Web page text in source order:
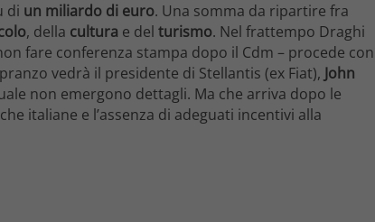
di un miliardo di euro. Una somma da ripartire fra
, della cultura e del turismo. Nel frattempo Draghi
fare conferenza stampa dopo il Cdm – procede con
vedrà il presidente di Stellantis (ex Fiat), John
non emergono dettagli. Ma che arriva dopo le
italiane e l’assenza di adeguati incentivi alla